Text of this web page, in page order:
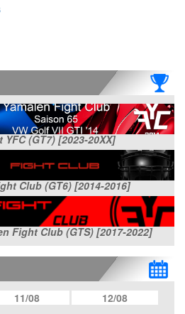
(GT7) [2023-20XX]
Club (GT6) [2014-2016]
Fight Club (GTS) [2017-2022]
11/08 12/08